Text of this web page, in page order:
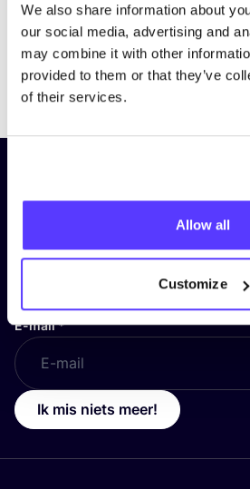
We also share information about
our social media, advertising and
may combine it with other
provided to them or that they’ve
of their services.
Allow all
Customize
Schrijf je in op onze
en blijf op de hoogte!
Voornaam*
E-mail*
Ik mis niets meer!